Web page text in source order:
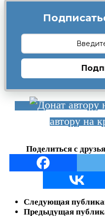
автору на
Поделиться с
Следующая
Предыдущая